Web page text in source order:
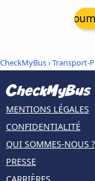
CheckMyBus›Transport-
MENTIONS LÉGALES
CONFIDENTIALITÉ
QUI SOMMES-NOUS ?
PRESSE
CARRIÈRES